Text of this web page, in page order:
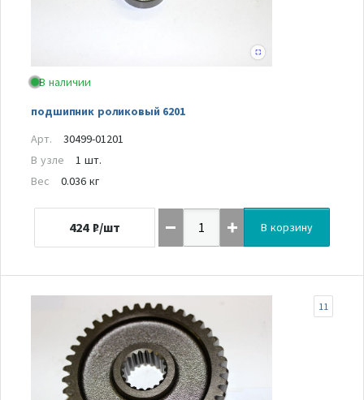
В наличии
подшипник роликовый 6201
Арт.
30499-01201
В узле
1 шт.
Вес
0.036 кг
424 ₽/шт В корзину
11